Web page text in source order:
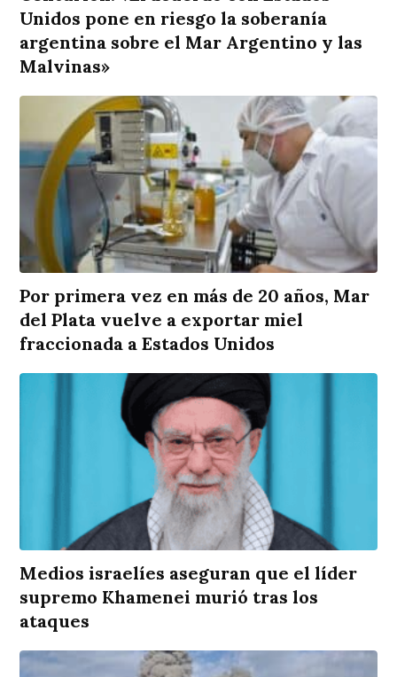
Unidos pone en riesgo la soberanía
argentina sobre el Mar Argentino y las
Malvinas»
Por primera vez en más de 20 años, Mar
del Plata vuelve a exportar miel
fraccionada a Estados Unidos
Medios israelíes aseguran que el líder
supremo Khamenei murió tras los
ataques